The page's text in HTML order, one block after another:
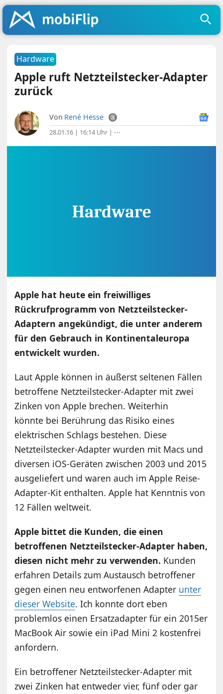
Hardware
Apple ruft Netzteilstecker-Adapter
zurück
Von René Hesse
28.01.16 | 16:14 Uhr | ⋯
Apple hat heute ein freiwilliges
Rückrufprogramm von Netzteilstecker-
Adaptern angekündigt, die unter anderem
für den Gebrauch in Kontinentaleuropa
entwickelt wurden.
Laut Apple können in äußerst seltenen Fällen
betroffene Netzteilstecker-Adapter mit zwei
Zinken von Apple brechen. Weiterhin
könnte bei Berührung das Risiko eines
elektrischen Schlags bestehen. Diese
Netzteilstecker-Adapter wurden mit Macs und
diversen iOS-Geräten zwischen 2003 und 2015
ausgeliefert und waren auch im Apple Reise-
Adapter-Kit enthalten. Apple hat Kenntnis von
12 Fällen weltweit.
Apple bittet die Kunden, die einen
betroffenen Netzteilstecker-Adapter haben,
diesen nicht mehr zu verwenden. Kunden
erfahren Details zum Austausch betroffener
gegen einen neu entworfenen Adapter unter
dieser Website. Ich konnte dort eben
problemlos einen Ersatzadapter für ein 2015er
MacBook Air sowie ein iPad Mini 2 kostenfrei
anfordern.
Ein betroffener Netzteilstecker-Adapter mit
zwei Zinken hat entweder vier, fünf oder gar